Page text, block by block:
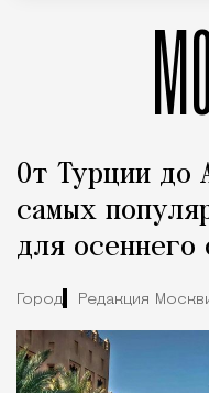
От Турции до
самых
для
Город Редакция